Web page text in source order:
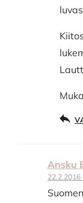
Ansku
22.2.2016